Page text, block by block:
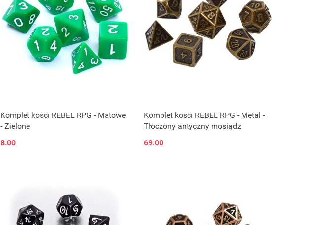
Komplet kości REBEL RPG - Matowe
- Zielone
8.00
Komplet kości REBEL RPG - Metal -
Tłoczony antyczny mosiądz
69.00